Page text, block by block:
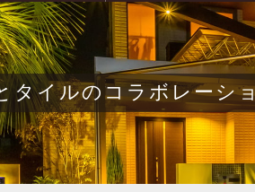
タイルのコラボレーシ